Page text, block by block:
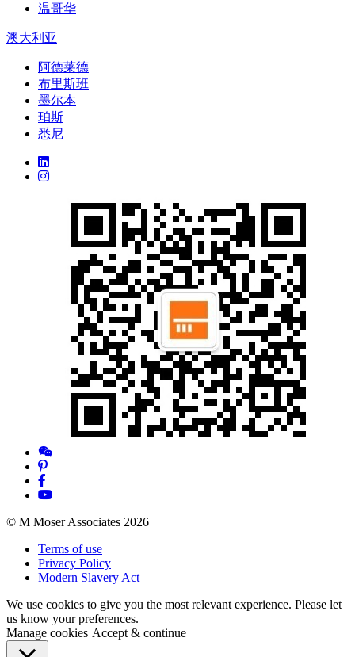
温哥华
澳大利亚
阿德莱德
布里斯班
墨尔本
珀斯
悉尼
© M Moser Associates 2026
Terms of use
Privacy Policy
Modern Slavery Act
We use cookies to give you the most relevant experience. Please let
us know your preferences.
Manage cookies Accept & continue